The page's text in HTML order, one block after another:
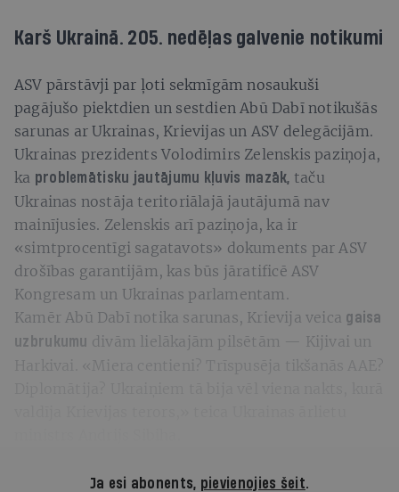
Karš Ukrainā. 205. nedēļas galvenie notikumi
ASV pārstāvji par ļoti sekmīgām nosaukuši
pagājušo piektdien un sestdien Abū Dabī notikušās
sarunas ar Ukrainas, Krievijas un ASV delegācijām.
Ukrainas prezidents Volodimirs Zelenskis paziņoja,
ka problemātisku jautājumu kļuvis mazāk, taču
Ukrainas nostāja teritoriālajā jautājumā nav
mainījusies. Zelenskis arī paziņoja, ka ir
«simtprocentīgi sagatavots» dokuments par ASV
drošības garantijām, kas būs jāratificē ASV
Kongresam un Ukrainas parlamentam.
Kamēr Abū Dabī notika sarunas, Krievija veica gaisa
uzbrukumu divām lielākajām pilsētām — Kijivai un
Harkivai. «Miera centieni? Trīspusēja tikšanās AAE?
Ja esi abonents, pievienojies šeit.